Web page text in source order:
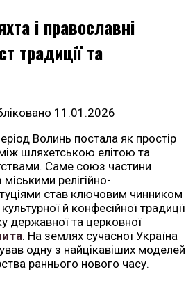
і православні
традиції та
11.01.2026
Волинь постала як простір
шляхетською елітою та
Саме союз частини
релігійно-
став ключовим чинником
й конфесійної традиції
державної та церковної
. На землях сучасної Україна
одну з найцікавіших моделей
раннього нового часу.